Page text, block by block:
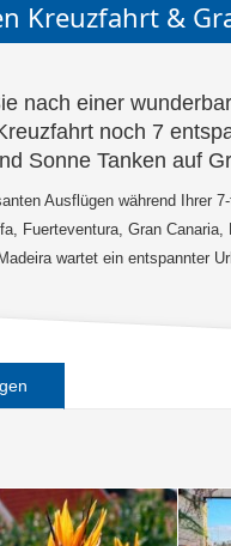
Kreuzfahrt &
nach einer
noch 7
Sonne Tanken auf
Ausflügen während Ihrer
Fuerteventura, Gran
wartet ein entspannter